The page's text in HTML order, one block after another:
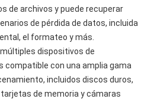
de archivos y puede recuperar
de pérdida de datos, incluida
el formateo y más.
dispositivos de
compatible con una amplia gama
incluidos discos duros,
tarjetas de memoria y cámaras